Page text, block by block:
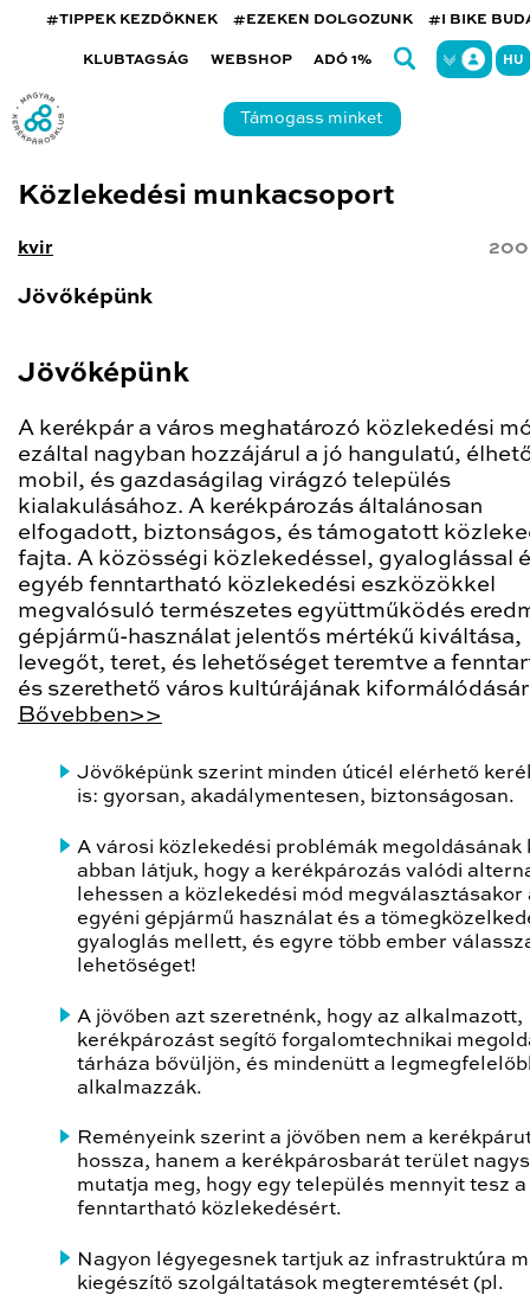
#TIPPEK KEZDŐKNEK #EZEKEN DOLGOZUNK #I BIKE
KLUBTAGSÁG WEBSHOP ADÓ 1% HU
Támogass minket
Közlekedési munkacsoport
kvir
Jövőképünk
Jövőképünk
A kerékpár a város meghatározó közlekedési
ezáltal nagyban hozzájárul a jó hangulatú,
mobil, és gazdaságilag virágzó település
kialakulásához. A kerékpározás általánosan
elfogadott, biztonságos, és támogatott
fajta. A közösségi közlekedéssel, gyaloglással
egyéb fenntartható közlekedési eszközökkel
megvalósuló természetes együttműködés
gépjármű-használat jelentős mértékű kiváltása,
levegőt, teret, és lehetőséget teremtve a
és szerethető város kultúrájának
Bővebben>>
Jövőképünk szerint minden úticél elérhető
is: gyorsan, akadálymentesen, biztonságosan.
A városi közlekedési problémák megoldásának
abban látjuk, hogy a kerékpározás valódi
lehessen a közlekedési mód megválasztásakor
egyéni gépjármű használat és a
gyaloglás mellett, és egyre több ember
lehetőséget!
A jövőben azt szeretnénk, hogy az alkalmazott,
kerékpározást segítő forgalomtechnikai
tárháza bővüljön, és mindenütt a
alkalmazzák.
Reményeink szerint a jövőben nem a
hossza, hanem a kerékpárosbarát terület
mutatja meg, hogy egy település mennyit tesz a
fenntartható közlekedésért.
Nagyon légyegesnek tartjuk az infrastruktúra
kiegészítő szolgáltatások megteremtését (pl.